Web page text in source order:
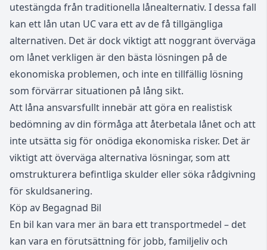
utestängda från traditionella lånealternativ. I dessa fall
kan ett lån utan UCvara ett av de få tillgängliga
alternativen. Det är dock viktigt att noggrant överväga
om lånet verkligen är den bästa lösningen på de
ekonomiska problemen, och inte en tillfällig lösning
som förvärrar situationen på lång sikt.
Att låna ansvarsfullt innebär att göra en realistisk
bedömning av din förmåga att återbetala lånet och att
inte utsätta sig för onödiga ekonomiska risker. Det är
viktigt att överväga alternativa lösningar, som att
omstrukturera befintliga skulder eller söka rådgivning
för skuldsanering.
Köp av Begagnad Bil
En bil kan vara mer än bara ett transportmedel – det
kan vara en förutsättning för jobb, familjeliv och